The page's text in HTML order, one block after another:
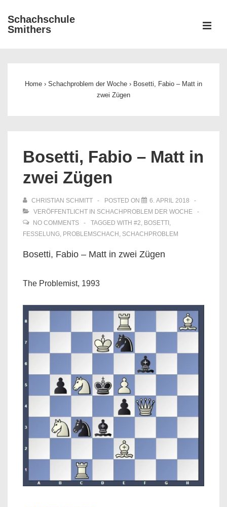
Zum
Inhalt
Schachschule
Smithers
Home › Schachproblem der Woche › Bosetti, Fabio – Matt in
zwei Zügen
Bosetti, Fabio – Matt in
zwei Zügen
CHRISTIAN SCHMITT POSTED ON
6. APRIL 2018
VERÖFFENTLICHT IN SCHACHPROBLEM DER WOCHE
NO COMMENTS
TAGGED WITH #2, BOSETTI ,
FESSELUNG, PROBLEMSCHACH , SCHACHPROBLEM
Bosetti, Fabio – Matt in zwei Zügen
The Problemist, 1993